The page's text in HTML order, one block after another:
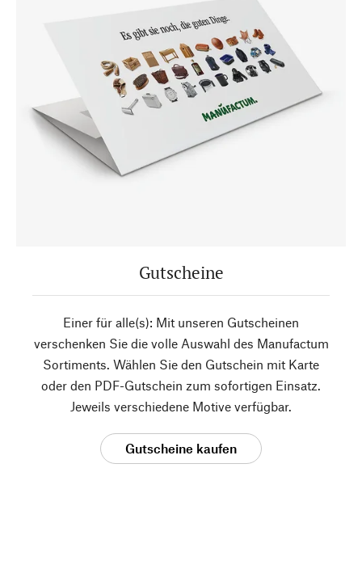
Gutscheine
Einer für alle(s): Mit unseren Gutscheinen
verschenken Sie die volle Auswahl des Manufactum
Sortiments. Wählen Sie den Gutschein mit Karte
oder den PDF-Gutschein zum sofortigen Einsatz.
Jeweils verschiedene Motive verfügbar.
Gutscheine kaufen